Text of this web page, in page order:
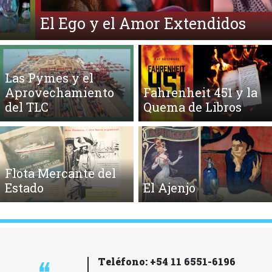
El Ego y el Amor Extendidos
Las Pymes y el
Aprovechamiento
del TLC
Fahrenheit 451 y la
Quema de Libros
Flota Mercante del
Estado
El Ajenjo
Teléfono: +54 11 6551-6196